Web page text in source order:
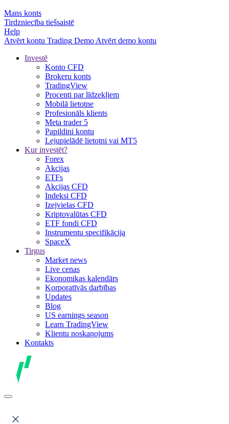
Mans konts
Tirdzniecība tiešsaistē
Help
Atvērt kontu Trading Demo Atvērt demo kontu
Investē
Konto CFD
Brokeru konts
TradingView
Procenti par līdzekļiem
Mobilā lietotne
Profesionāls klients
Meta trader 5
Papildini kontu
Lejupielādē lietotni vai MT5
Kur investēt?
Forex
Akcijas
ETFs
Akcijas CFD
Indeksi CFD
Izejvielas CFD
Kriptovalūtas CFD
ETF fondi CFD
Instrumentu specifikācija
SpaceX
Tirgus
Market news
Live cenas
Ekonomikas kalendārs
Korporatīvās darbības
Updates
Blog
US earnings season
Learn TradingView
Klientu noskaņojums
Kontakts